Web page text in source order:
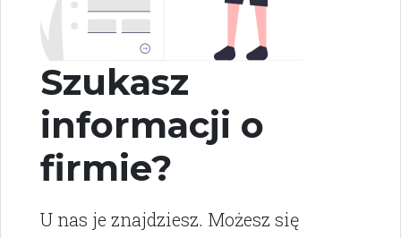
Szukasz
informacji o
firmie?
U nas je znajdziesz. Możesz się